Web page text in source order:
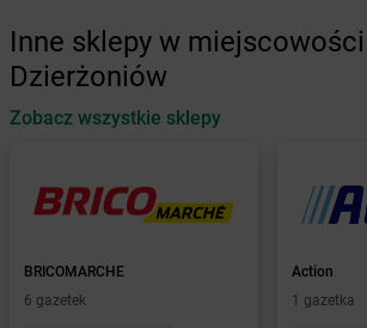
Żabka Automat
Żabka Babica
Żabka Babice Nowe
Żabka Baboszewo
Żabka Bądkowo
Żabka Bąków
Inne sklepy w miejscowości
Dzierżoniów
Zobacz wszystkie sklepy
BRICOMARCHE
6 gazetek
Action
1 gazetka